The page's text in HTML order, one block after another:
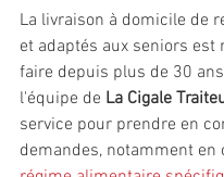
La livraison à domicile de
et adaptés aux seniors est
faire depuis plus de 30
l'équipe de La Cigale
service pour prendre en
demandes, notamment en